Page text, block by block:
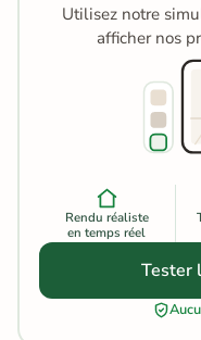
Utilisez notre
afficher nos
Rendu réaliste
en temps réel
Tester